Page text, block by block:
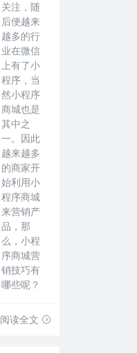
关注，随
后便越来
越多的行
业在微信
上有了小
程序，当
然小程序
商城也是
其中之
一。因此
越来越多
的商家开
始利用小
程序商城
来营销产
品，那
么，小程
序商城营
销技巧有
哪些呢？
阅读全文